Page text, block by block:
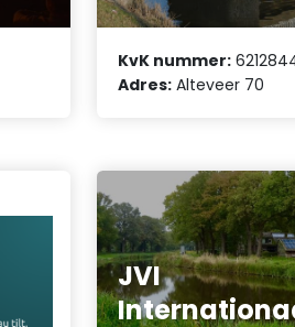
KvK nummer:
Adres: Alteveer 70
JVI